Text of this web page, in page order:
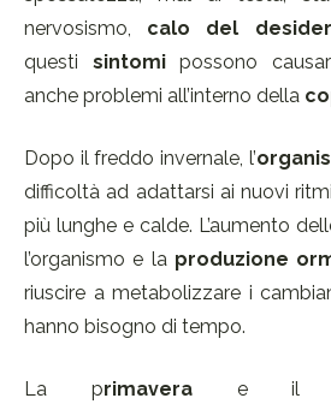
nervosismo, calo del
questi sintomipossono
anche problemi all’interno della
Dopo il freddo invernale, l’
difficoltà ad adattarsi ai nuovi
più lunghe e calde. L’aumento
l’organismo e la produzione
riuscire a metabolizzare i
hanno bisogno di tempo.
La primaverae